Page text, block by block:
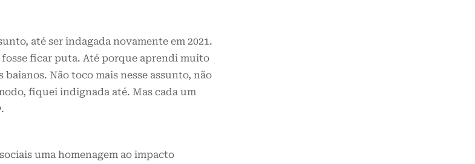
até ser indagada novamente em 2021.
fosse ficar puta. Até porque aprendi muito
Não toco mais nesse assunto, não
fiquei indignada até. Mas cada um
.
uma homenagem ao impacto